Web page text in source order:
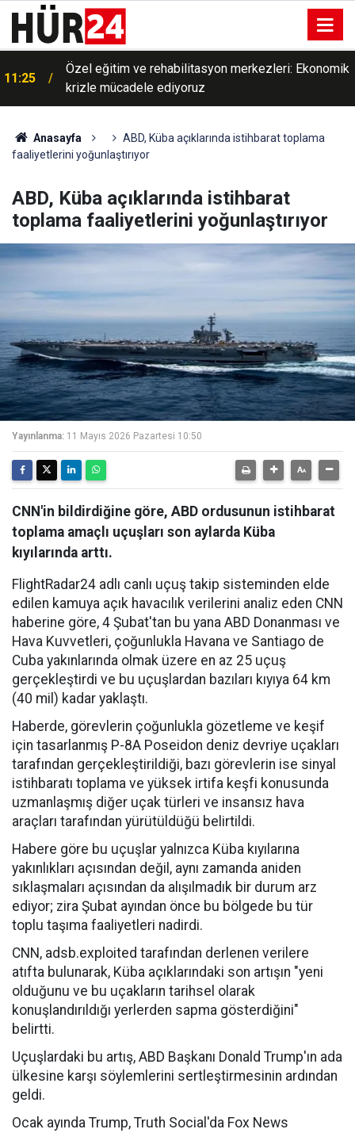
11:25
Özel eğitim ve rehabilitasyon merkezleri: Ekonomik
krizle mücadele ediyoruz
Anasayfa
ABD, Küba açıklarında istihbarat toplama
faaliyetlerini yoğunlaştırıyor
ABD, Küba açıklarında istihbarat
toplama faaliyetlerini yoğunlaştırıyor
Yayınlanma: 11 Mayıs 2026 Pazartesi 10:50
CNN'in bildirdiğine göre, ABD ordusunun istihbarat
toplama amaçlı uçuşları son aylarda Küba
kıyılarında arttı.
FlightRadar24 adlı canlı uçuş takip sisteminden elde
edilen kamuya açık havacılık verilerini analiz eden CNN
haberine göre, 4 Şubat'tan bu yana ABD Donanması ve
Hava Kuvvetleri, çoğunlukla Havana ve Santiago de
Cuba yakınlarında olmak üzere en az 25 uçuş
gerçekleştirdi ve bu uçuşlardan bazıları kıyıya 64 km
(40 mil) kadar yaklaştı.
Haberde, görevlerin çoğunlukla gözetleme ve keşif
için tasarlanmış P-8A Poseidon deniz devriye uçakları
tarafından gerçekleştirildiği, bazı görevlerin ise sinyal
istihbaratı toplama ve yüksek irtifa keşfi konusunda
uzmanlaşmış diğer uçak türleri ve insansız hava
araçları tarafından yürütüldüğü belirtildi.
Habere göre bu uçuşlar yalnızca Küba kıyılarına
yakınlıkları açısından değil, aynı zamanda aniden
sıklaşmaları açısından da alışılmadık bir durum arz
ediyor; zira Şubat ayından önce bu bölgede bu tür
toplu taşıma faaliyetleri nadirdi.
CNN, adsb.exploited tarafından derlenen verilere
atıfta bulunarak, Küba açıklarındaki son artışın "yeni
olduğunu ve bu uçakların tarihsel olarak
konuşlandırıldığı yerlerden sapma gösterdiğini"
belirtti.
Uçuşlardaki bu artış, ABD Başkanı Donald Trump'ın ada
ülkesine karşı söylemlerini sertleştirmesinin ardından
geldi.
Ocak ayında Trump, Truth Social'da Fox News